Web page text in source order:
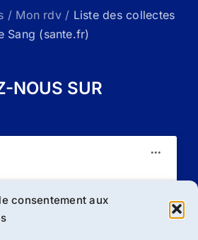
consentement aux
/ Mon rdv / Liste des collectes
Sang (sante.fr)
NOUS SUR
« J’accepte » pour activer